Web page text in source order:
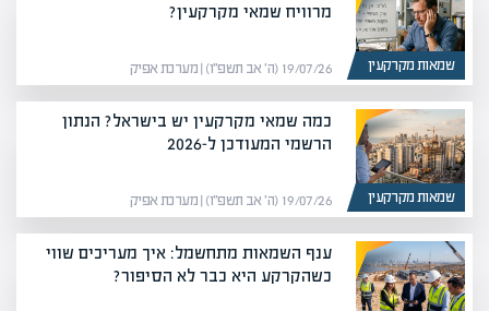
שמאות מקרקעין
מרוויח שמאי מקרקעין?
19/07/26 (ה׳ אב תשפ״ו) | מערכת אפיק
שמאות מקרקעין
כמה שמאי מקרקעין יש בישראל? הנתון
הרשמי המעודכן ל-2026
19/07/26 (ה׳ אב תשפ״ו) | מערכת אפיק
ענף השמאות מתחשמל: איך מעריכים שווי
כשהקרקע היא כבר לא הסיפור?